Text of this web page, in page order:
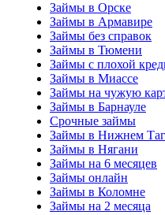
Займы в Орске
Займы в Армавире
Займы без справок
Займы в Тюмени
Займы с плохой
Займы в Миассе
Займы на чужую
Займы в Барнауле
Срочные займы
Займы в Нижнем
Займы в Нягани
Займы на 6 месяцев
Займы онлайн
Займы в Коломне
Займы на 2 месяца